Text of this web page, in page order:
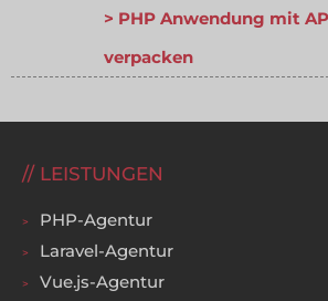
PHP Anwendung mit
verpacken
LEISTUNGEN
PHP-Agentur
Laravel-Agentur
Vue.js-Agentur